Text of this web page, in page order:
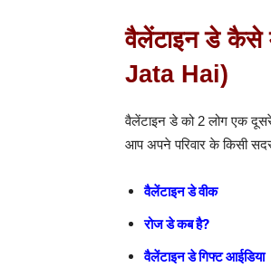
वैलेंटाइन डे कैसे
Jata Hai)
वैलेंटाइन डे को 2 लोग एक
आप अपने परिवार के किसी
वैलेंटाइन डे वीक
रोज डे कब है?
वैलेंटाइन डे गिफ्ट आईडिया